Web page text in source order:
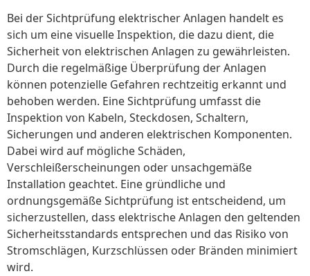
Bei der Sichtprüfung elektrischer Anlagen handelt es
sich um eine visuelle Inspektion, die dazu dient, die
Sicherheit von elektrischen Anlagen zu gewährleisten.
Durch die regelmäßige Überprüfung der Anlagen
können potenzielle Gefahren rechtzeitig erkannt und
behoben werden. Eine Sichtprüfung umfasst die
Inspektion von Kabeln, Steckdosen, Schaltern,
Sicherungen und anderen elektrischen Komponenten.
Dabei wird auf mögliche Schäden,
Verschleißerscheinungen oder unsachgemäße
Installation geachtet. Eine gründliche und
ordnungsgemäße Sichtprüfung ist entscheidend, um
sicherzustellen, dass elektrische Anlagen den geltenden
Sicherheitsstandards entsprechen und das Risiko von
Stromschlägen, Kurzschlüssen oder Bränden minimiert
wird.